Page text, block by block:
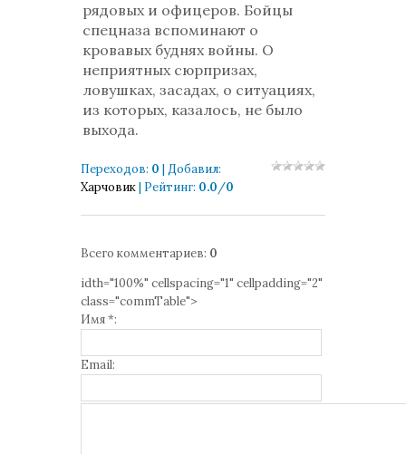
рядовых и офицеров. Бойцы
спецназа вспоминают о
кровавых буднях войны. О
неприятных сюрпризах,
ловушках, засадах, о ситуациях,
из которых, казалось, не было
выхода.
Переходов: 0 | Добавил:
Харчовик| Рейтинг: 0.0/0
Всего комментариев: 0
idth="100%" cellspacing="1" cellpadding="2"
class="commTable">
Имя *:
Email: